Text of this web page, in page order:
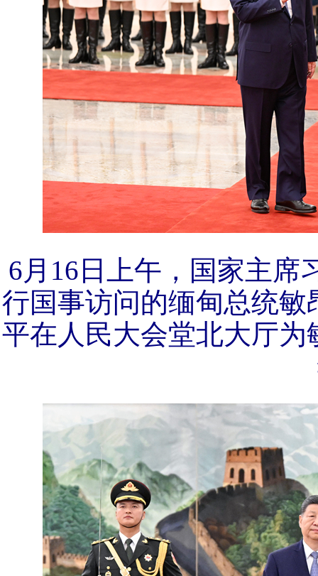
6月16日上午，国家主席
行国事访问的缅甸总统
平在人民大会堂北大厅